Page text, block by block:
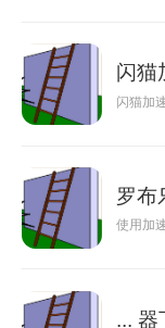
闪猫
闪猫加
罗布
使用加
... 器